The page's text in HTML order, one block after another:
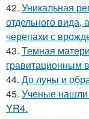
42. Уникальная
отдельного вида,
черепахи с
43. Темная
гравитационным
44. До луны и
45. Ученые нашли
YR4.